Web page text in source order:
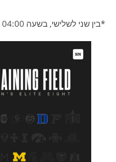
*בין שני לשלישי, בשעה 04:00